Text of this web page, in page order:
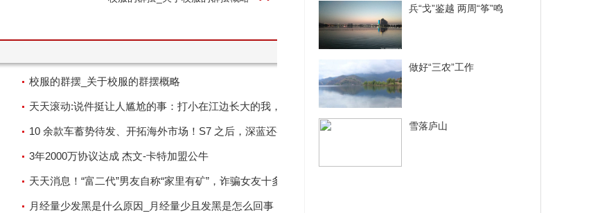
校服的群摆_关于校服的群摆概略
天天滚动:说件挺让人尴尬的事：打小在江边长大的我，并
不会游泳
10 余款车蓄势待发、开拓海外市场！S7 之后，深蓝还有大
招 今日关注
3年2000万协议达成 杰文-卡特加盟公牛
天天消息！“富二代”男友自称“家里有矿”，诈骗女友十多万
落网月经量少发黑是什么原因_月经量少且发黑是怎么回事
兵“戈”鉴越 两周“筝”鸣
做好“三农”工作
雪落庐山